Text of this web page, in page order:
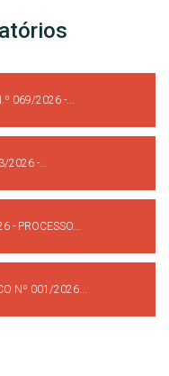
069/2026 -...
2026 -...
- PROCESSO...
Nº 001/2026...